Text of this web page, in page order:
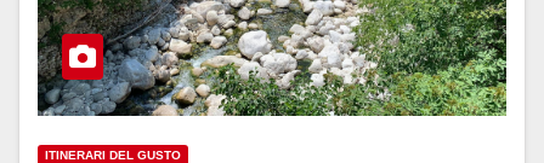
ITINERARI DEL GUSTO